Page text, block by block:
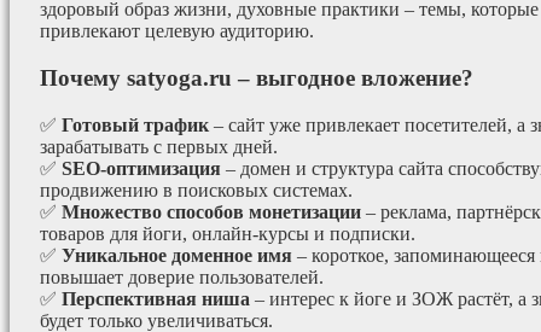
здоровый образ жизни, духовные практики – темы, которые
привлекают целевую аудиторию.
Почему satyoga.ru – выгодное вложение?
✅ Готовый трафик – сайт уже привлекает посетителей, а
зарабатывать с первых дней.
✅ SEO-оптимизация – домен и структура сайта
продвижению в поисковых системах.
✅ Множество способов монетизации – реклама,
товаров для йоги, онлайн-курсы и подписки.
✅ Уникальное доменное имя – короткое, запоминающееся
повышает доверие пользователей.
✅ Перспективная ниша – интерес к йоге и ЗОЖ растёт, а
будет только увеличиваться.